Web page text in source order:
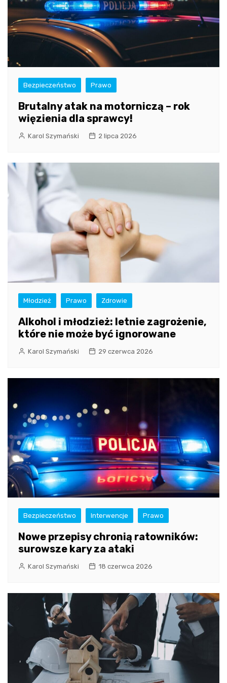
Bezpieczeństwo Prawo
Brutalny atak na motorniczą – rok
więzienia dla sprawcy!
Karol Szymański 2 lipca 2026
Młodzież Prawo Zdrowie
Alkohol i młodzież: letnie zagrożenie,
które nie może być ignorowane
Karol Szymański 29 czerwca 2026
Bezpieczeństwo Interwencje Prawo
Nowe przepisy chronią ratowników:
surowsze kary za ataki
Karol Szymański 18 czerwca 2026